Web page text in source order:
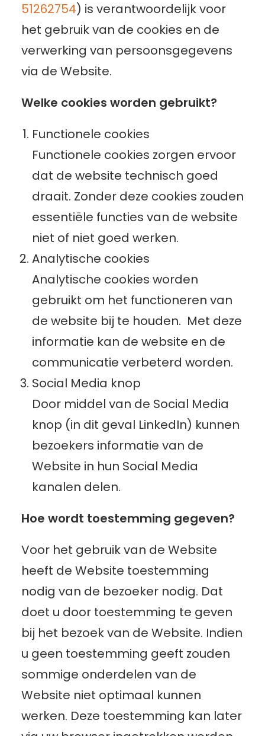
51262754) is verantwoordelijk voor
het gebruik van de cookies en de
verwerking van persoonsgegevens
via de Website.
Welke cookies worden gebruikt?
Functionele cookies
Functionele cookies zorgen ervoor
dat de website technisch goed
draait. Zonder deze cookies zouden
essentiële functies van de website
niet of niet goed werken.
Analytische cookies
Analytische cookies worden
gebruikt om het functioneren van
de website bij te houden. Met deze
informatie kan de website en de
communicatie verbeterd worden.
Social Media knop
Door middel van de Social Media
knop (in dit geval LinkedIn) kunnen
bezoekers informatie van de
Website in hun Social Media
kanalen delen.
Hoe wordt toestemming gegeven?
Voor het gebruik van de Website
heeft de Website toestemming
nodig van de bezoeker nodig. Dat
doet u door toestemming te geven
bij het bezoek van de Website. Indien
u geen toestemming geeft zouden
sommige onderdelen van de
Website niet optimaal kunnen
werken. Deze toestemming kan later